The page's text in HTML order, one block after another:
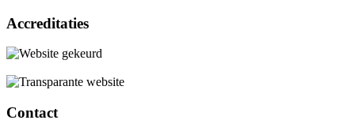
Accreditaties
Contact